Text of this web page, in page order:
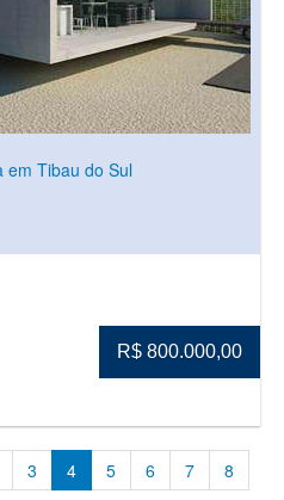
em Tibau do Sul
R$ 800.000,00
3 4 5 6 7 8